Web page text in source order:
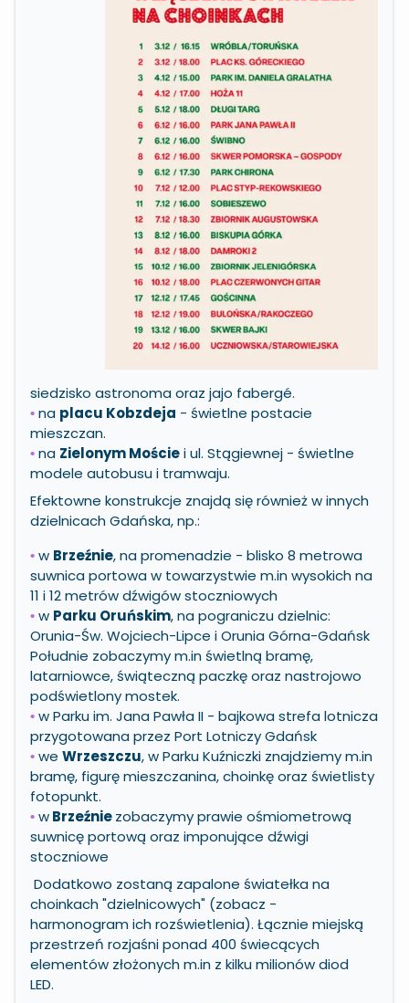
siedzisko astronoma oraz jajo fabergé.
• na placu Kobzdeja - świetlne postacie
mieszczan.
• na Zielonym Mościei ul. Stągiewnej - świetlne
modele autobusu i tramwaju.
Efektowne konstrukcje znajdą się również w innych
dzielnicach Gdańska, np.:
• w Brzeźnie, na promenadzie - blisko 8 metrowa
suwnica portowa w towarzystwie m.in wysokich na
11 i 12 metrów dźwigów stoczniowych
• w Parku Oruńskim, na pograniczu dzielnic:
Orunia-Św. Wojciech-Lipce i Orunia Górna-Gdańsk
Południe zobaczymy m.in świetlną bramę,
latarniowce, świąteczną paczkę oraz nastrojowo
podświetlony mostek.
• w Parku im. Jana Pawła II - bajkowa strefa lotnicza
przygotowana przez Port Lotniczy Gdańsk
• we Wrzeszczu, w Parku Kuźniczki znajdziemy m.in
bramę, figurę mieszczanina, choinkę oraz świetlisty
fotopunkt.
• wBrzeźniezobaczymy prawie ośmiometrową
suwnicę portową oraz imponujące dźwigi
stoczniowe
Dodatkowo zostaną zapalone światełka na
choinkach "dzielnicowych" (zobacz -
harmonogram ich rozświetlenia). Łącznie miejską
przestrzeń rozjaśni ponad 400 świecących
elementów złożonych m.in z kilku milionów diod
LED.